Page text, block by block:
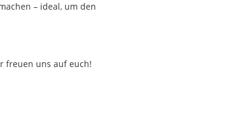
– ideal, um den
freuen uns auf euch!